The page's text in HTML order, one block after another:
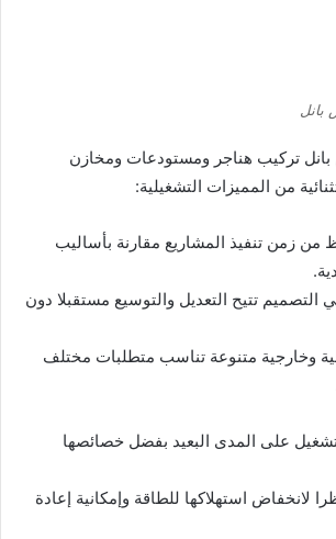
بانل
بانل تركيب هناجر ومستودعات ومخازن
من المميزات التشغيلية:
زمن تنفيذ المشاريع مقارنة بأساليب
التصميم تتيح التعديل والتوسيع مستقبلا دون
وخارجية متنوعة تناسب متطلبات مختلف
على المدى البعيد بفضل خصائصها
لانخفاض استهلاكها للطاقة وإمكانية إعادة